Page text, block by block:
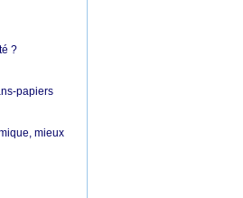
?
papiers
mieux